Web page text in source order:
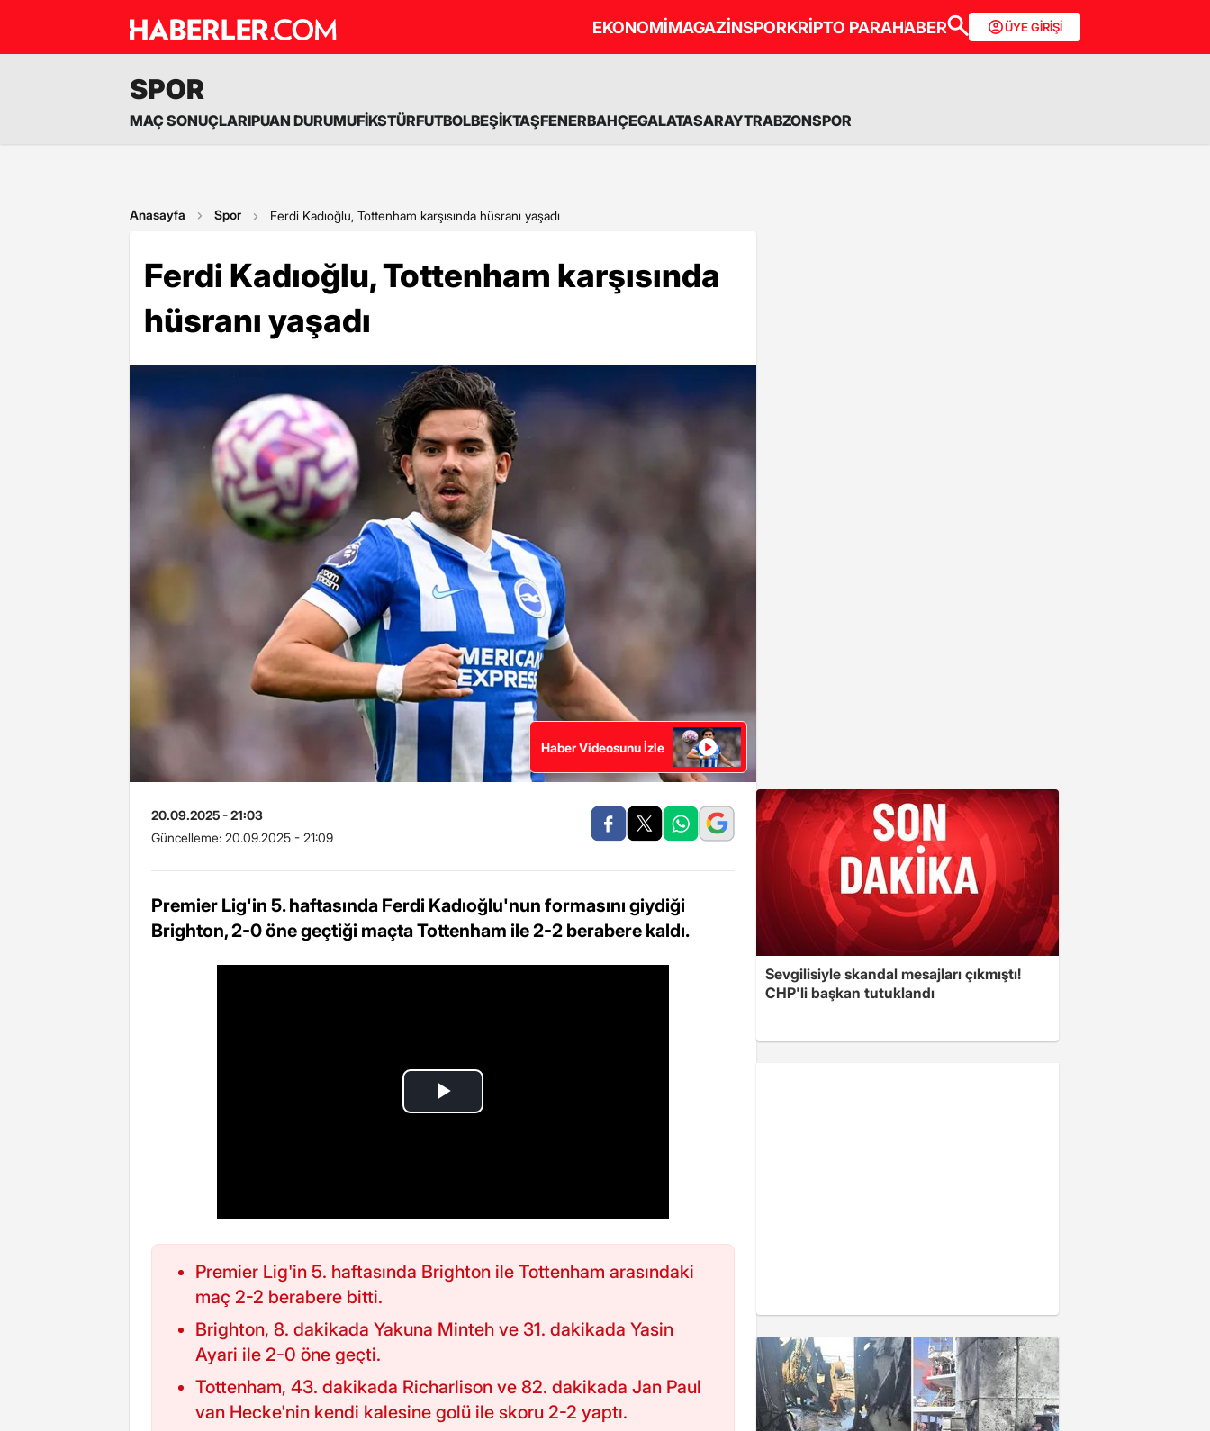
EKONOMİMAGAZİNSPORKRİPTO PARAHABER ÜYE GİRİŞİ
SPOR
MAÇ SONUÇLARIPUAN DURUMUFİKSTÜRFUTBOLBEŞİKTAŞFENERBAHÇEGALATASARAYTRABZONSPOR
Anasayfa Spor Ferdi Kadıoğlu, Tottenham karşısında hüsranı yaşadı
Ferdi Kadıoğlu, Tottenham karşısında
hüsranı yaşadı
Haber Videosunu İzle
20.09.2025 - 21:03
Güncelleme: 20.09.2025 - 21:09
Premier Lig'in 5. haftasında Ferdi Kadıoğlu'nun formasını giydiği
Brighton, 2-0 öne geçtiği maçta Tottenham ile 2-2 berabere kaldı.
Premier Lig'in 5. haftasında Brighton ile Tottenham arasındaki
maç 2-2 berabere bitti.
Brighton, 8. dakikada Yakuna Minteh ve 31. dakikada Yasin
Ayari ile 2-0 öne geçti.
Tottenham, 43. dakikada Richarlison ve 82. dakikada Jan Paul
van Hecke'nin kendi kalesine golü ile skoru 2-2 yaptı.
Sevgilisiyle skandal mesajları çıkmıştı!
CHP'li başkan tutuklandı